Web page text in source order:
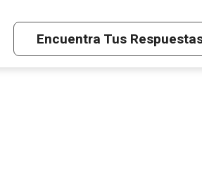
Encuentra Tus